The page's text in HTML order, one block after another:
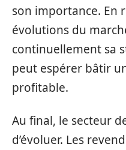
son importance. En
évolutions du
continuellement sa
peut espérer bâtir
profitable.
Au final, le secteur
d’évoluer. Les